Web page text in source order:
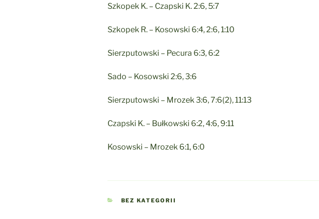
Szkopek K. – Czapski K. 2:6, 5:7
Szkopek R. – Kosowski 6:4, 2:6, 1:10
Sierzputowski – Pecura 6:3, 6:2
Sado – Kosowski 2:6, 3:6
Sierzputowski – Mrozek 3:6, 7:6(2), 11:13
Czapski K. – Bułkowski 6:2, 4:6, 9:11
Kosowski – Mrozek 6:1, 6:0
KATEGORIE
BEZ KATEGORII